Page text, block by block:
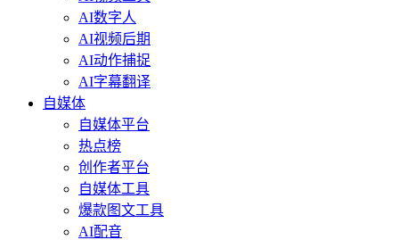
AI数字人
AI视频后期
AI动作捕捉
AI字幕翻译
自媒体
自媒体平台
热点榜
创作者平台
自媒体工具
爆款图文工具
AI配音